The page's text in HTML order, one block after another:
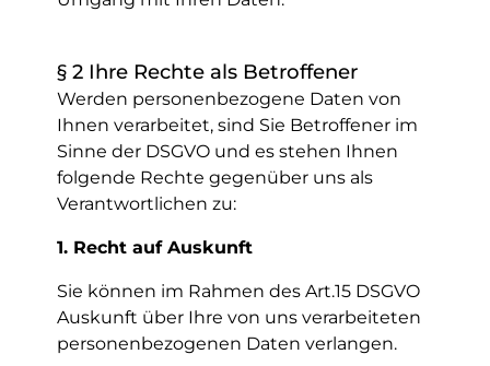
§ 2 Ihre Rechte als Betroffener
Werden personenbezogene Daten von
Ihnen verarbeitet, sind Sie Betroffener im
Sinne der DSGVO und es stehen Ihnen
folgende Rechte gegenüber uns als
Verantwortlichen zu:
1. Recht auf Auskunft
Sie können im Rahmen des Art.15 DSGVO
Auskunft über Ihre von uns verarbeiteten
personenbezogenen Daten verlangen.